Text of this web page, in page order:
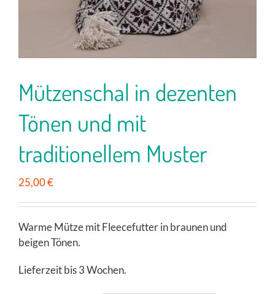
Mützenschal in dezenten
Tönen und mit
traditionellem Muster
25,00€
Warme Mütze mit Fleecefutter in braunen und
beigen Tönen.
Lieferzeit bis 3 Wochen.